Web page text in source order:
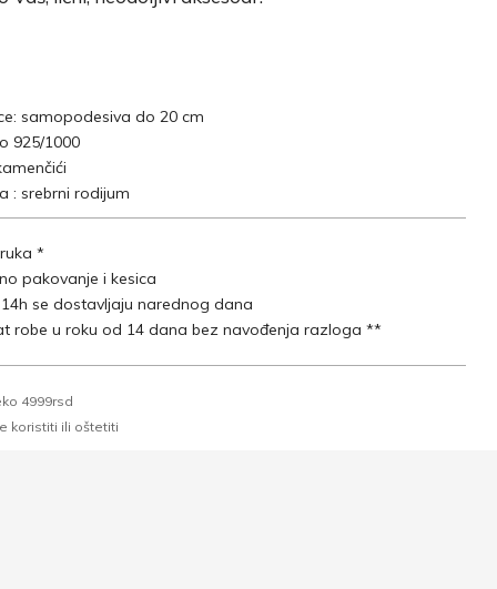
samopodesiva do 20 cm
925/1000
: srebrni rodijum
*
pakovanje i kesica
se dostavljaju narednog dana
robe u roku od 14 dana bez navođenja razloga **
4999rsd
koristiti ili oštetiti